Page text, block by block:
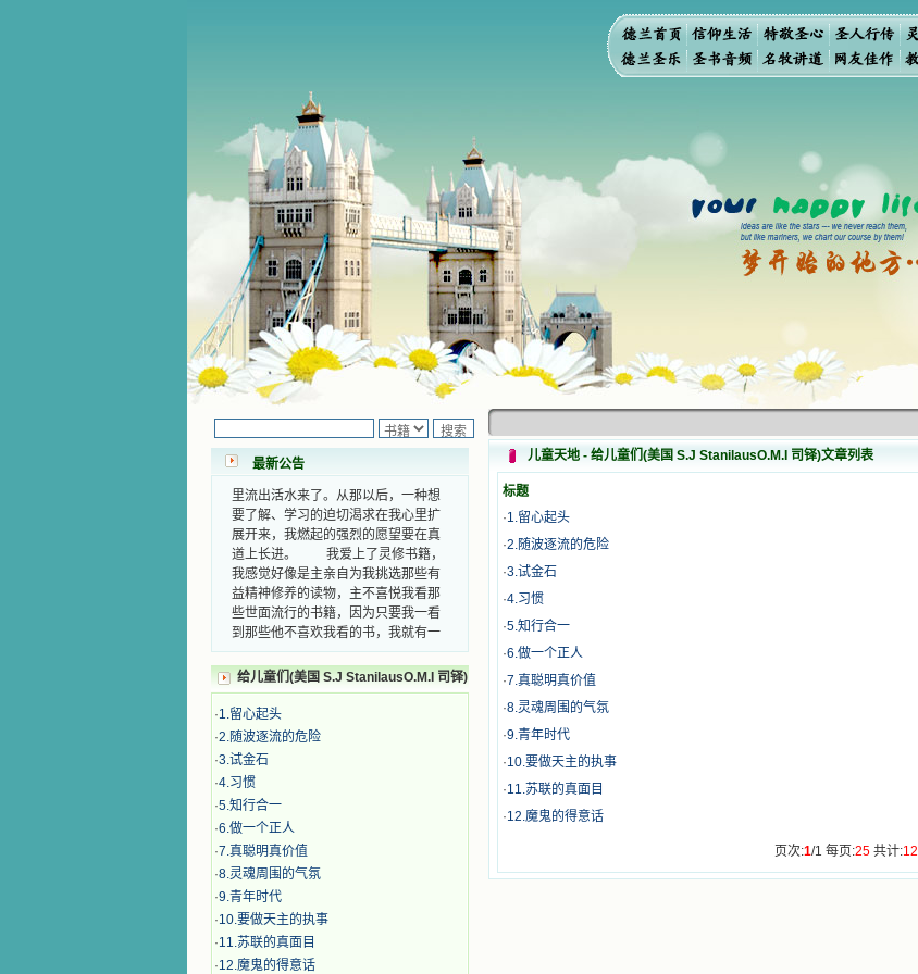
最新公告
小德兰爱心书屋最新公告 有一天，我
梦中，我看到一本打开的用石头做的
书，我用舌头去舔它，觉得有一种甜
味，我就更用力去舔，最后从这本书
里流出活水来了。从那以后，一种想
要了解、学习的迫切渴求在我心里扩
展开来，我燃起的强烈的愿望要在真
道上长进。 我爱上了灵修书籍，
我感觉好像是主亲自为我挑选那些有
益精神修养的读物，主不喜悦我看那
些世面流行的书籍，因为只要我一看
到那些他不喜欢我看的书，我就有一
地防护着我，从那以后我从未读过一
本不良的书籍。 善良的书使人向
善，这些圣人的作品，渐渐地印在了
我的脑子里。读这些圣书时，我思潮
汹涌起伏，欣喜不能自已。书中谈到
这些圣人们如何在与主的交往中得到
灵命的更新，德行的馨香如何上达天
庭。啊，在这世上曾住过那么多热心
的圣人，为了传播福音，他们告别亲
人，舍下了他们手中的一切，轻快地
的世界里去。啊，若不是主的引领，
我可能到死还不认识他们呢！ 我
的心灵从主给我的这些圣人的言行中
选取了最美的色彩；当他们的一生在
我面前展开时，我是多么的惊奇、兴
给儿童们(美国 S.J StanilausO.M.I 司铎)
·1.留心起头
·2.随波逐流的危险
·3.试金石
·4.习惯
·5.知行合一
·6.做一个正人
·7.真聪明真价值
·8.灵魂周围的气氛
·9.青年时代
·10.要做天主的执事
·11.苏联的真面目
·12.魔鬼的得意话
儿童天地 - 给儿童们(美国 S.J StanilausO.M.I 司铎)文章列表
标题
·1.留心起头
·2.随波逐流的危险
·3.试金石
·4.习惯
·5.知行合一
·6.做一个正人
·7.真聪明真价值
·8.灵魂周围的气氛
·9.青年时代
·10.要做天主的执事
·11.苏联的真面目
·12.魔鬼的得意话
页次:1/1 每页:25共计:12